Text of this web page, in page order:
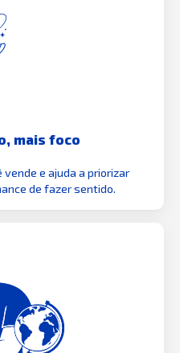
mais foco
e ajuda a priorizar
de fazer sentido.